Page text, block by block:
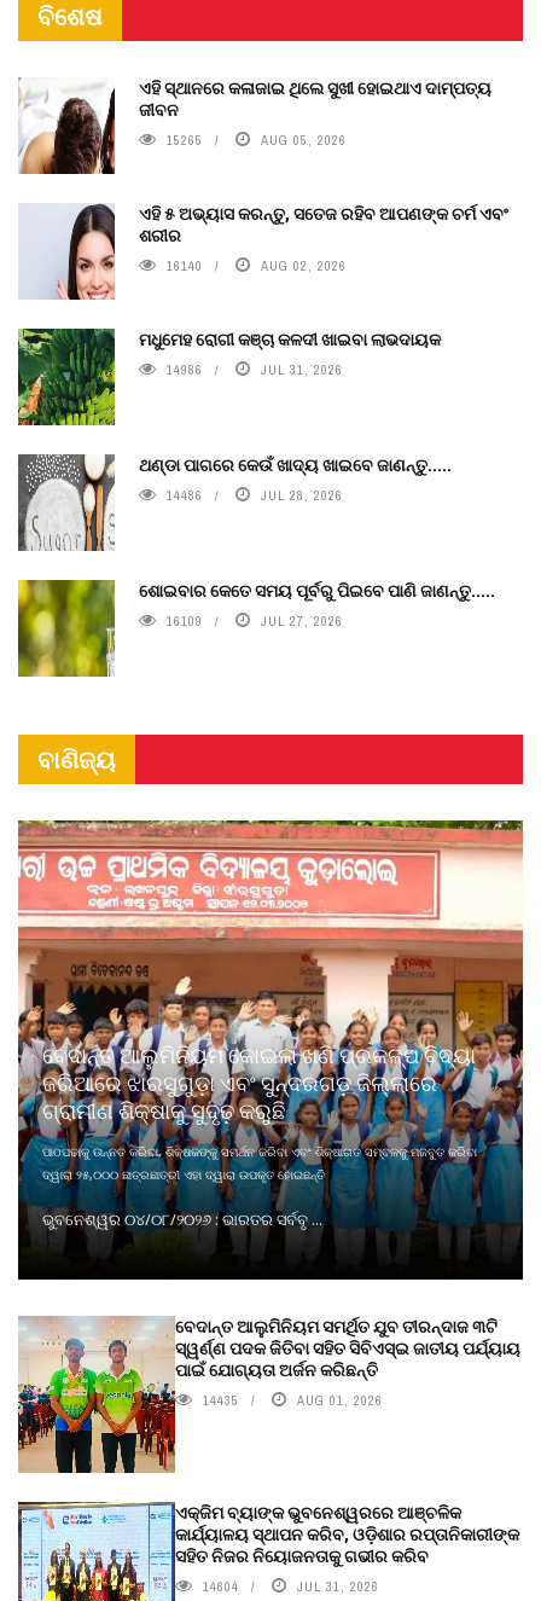
ବିଶେଷ
ଏହି ସ୍ଥାନରେ କଳାଜାଇ ଥିଲେ ସୁଖୀ ହୋଇଥାଏ ଦାମ୍ପତ୍ୟ
ଜୀବନ
15265 AUG 05, 2026
ଏହି ୫ ଅଭ୍ୟାସ କରନ୍ତୁ, ସତେଜ ରହିବ ଆପଣଙ୍କ ଚର୍ମ ଏବଂ
ଶରୀର
16140 AUG 02, 2026
ମଧୁମେହ ରୋଗୀ କଞ୍ଚା କଳଦୀ ଖାଇବା ଲାଭଦାୟକ
14986 JUL 31, 2026
ଥଣ୍ଡା ପାଗରେ କେଉଁ ଖାଦ୍ୟ ଖାଇବେ ଜାଣନ୍ତୁ.....
14486 JUL 28, 2026
ଶୋଇବାର କେତେ ସମୟ ପୂର୍ବରୁ ପିଇବେ ପାଣି ଜାଣନ୍ତୁ.....
16109 JUL 27, 2026
ବାଣିଜ୍ୟ
ବେଦାନ୍ତ ଆଲୁମିନିୟମ କୋଇଲା ଖଣି ପ୍ରକଳ୍ପ ବିଦ୍ୟା
ଜରିଆରେ ଝାରସୁଗୁଡ଼ା ଏବଂ ସୁନ୍ଦରଗଡ଼ ଜିଲ୍ଲାରେ
ଗ୍ରାମୀଣ ଶିକ୍ଷାକୁ ସୁଦୃଢ଼ କରୁଛି
ପାଠପଢାକୁ ଉନ୍ନତ କରିବା, ଶିକ୍ଷକଙ୍କୁ ସମର୍ଥନ କରିବା ଏବଂ ଶିକ୍ଷାଗତ ସମ୍ବଳକୁ ମଜବୁତ କରିବା
ଦ୍ୱାରା ୨୫,୦୦୦ ଛାତ୍ରଛାତ୍ରୀ ଏହା ଦ୍ୱାରା ଉପକୃତ ହୋଇଛନ୍ତି
ଭୁବନେଶ୍ୱର ୦୪/୦୮/୨୦୨୬ : ଭାରତର ସର୍ବବୃ ...
ବେଦାନ୍ତ ଆଲୁମିନିୟମ ସମର୍ଥିତ ଯୁବ ତୀରନ୍ଦାଜ ୩ଟି
ସ୍ୱର୍ଣ୍ଣ ପଦକ ଜିତିବା ସହିତ ସିବିଏସ୍ଇ ଜାତୀୟ ପର୍ଯ୍ୟାୟ
ପାଇଁ ଯୋଗ୍ୟତା ଅର୍ଜନ କରିଛନ୍ତି
14435 AUG 01, 2026
ଏକ୍ଜିମ ବ୍ୟାଙ୍କ ଭୁବନେଶ୍ୱରରେ ଆଞ୍ଚଳିକ
କାର୍ଯ୍ୟାଳୟ ସ୍ଥାପନ କରିବ, ଓଡ଼ିଶାର ରପ୍ତାନିକାରୀଙ୍କ
ସହିତ ନିଜର ନିୟୋଜନତାକୁ ଗଭୀର କରିବ
14604 JUL 31, 2026